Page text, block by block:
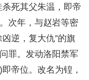
死其父朱温，即帝
次年，与赵岩等密
逆，复大仇”的旗
罪。发动洛阳禁军
帝位。改名为锽，